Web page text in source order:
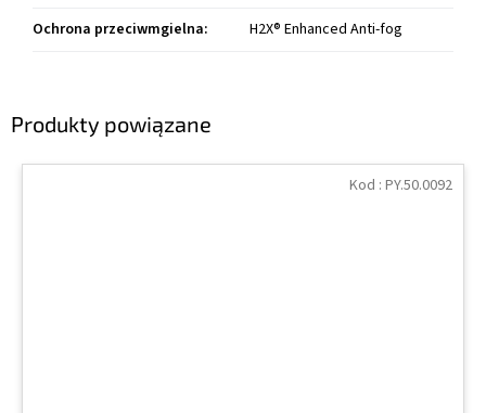
Produkty powiązane
Kod : PY.50.0092
Ochrona przeciwmgielna: H2X® Enhanced Anti-fog